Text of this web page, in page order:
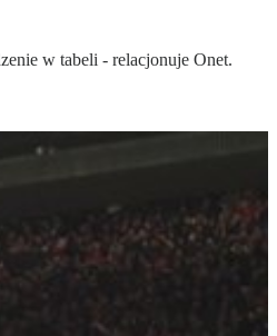
w tabeli - relacjonuje Onet.